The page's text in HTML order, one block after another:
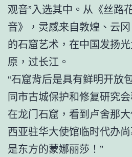
观音”入选其中。从《丝路
音》，灵感来自敦煌、云
的石窟艺术，在中国发扬
原，过长江。
“石窟背后是具有鲜明开放
同市古城保护和修复研究
在龙门石窟，看到卢舍那
西亚驻华大使馆临时代办
是东方的蒙娜丽莎！”